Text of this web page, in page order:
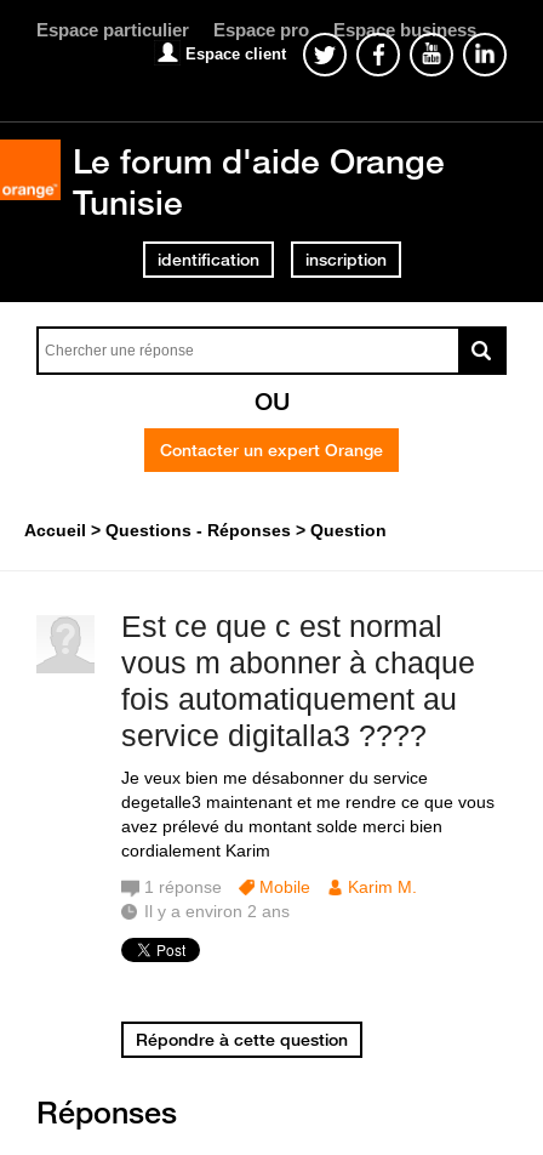
Espace particulier Espace pro Espace business
Espace client
Le forum d'aide Orange
Tunisie
identification inscription
OU
Contacter un expert Orange
Accueil Questions - Réponses Question
Est ce que c est normal
vous m abonner à chaque
fois automatiquement au
service digitalla3 ????
Je veux bien me désabonner du service
degetalle3 maintenant et me rendre ce que vous
avez prélevé du montant solde merci bien
cordialement Karim
1 réponse Mobile
Karim M.
Il y a environ 2 ans
Répondre à cette question
Réponses